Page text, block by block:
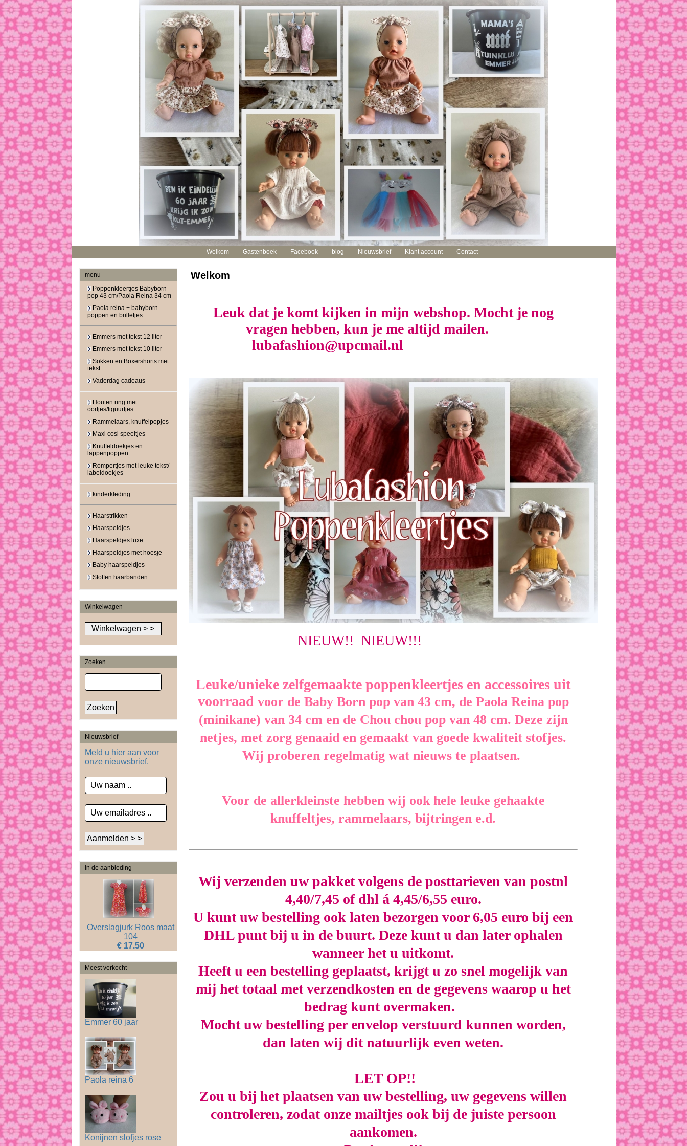
Welkom Gastenboek Facebook blog Nieuwsbrief Klant account Contact
menu
Poppenkleertjes Babyborn
pop 43 cm/Paola Reina 34 cm
Paola reina + babyborn
poppen en brilletjes
Emmers met tekst 12 liter
Emmers met tekst 10 liter
Sokken en Boxershorts met
tekst
Vaderdag cadeaus
Houten ring met
oortjes/figuurtjes
Rammelaars, knuffelpopjes
Maxi cosi speeltjes
Knuffeldoekjes en
lappenpoppen
Rompertjes met leuke tekst/
labeldoekjes
kinderkleding
Haarstrikken
Haarspeldjes
Haarspeldjes luxe
Haarspeldjes met hoesje
Baby haarspeldjes
Stoffen haarbanden
Winkelwagen
Zoeken
Nieuwsbrief
Meld u hier aan voor
onze nieuwsbrief.
In de aanbieding
Overslagjurk Roos maat
104
€ 17.50
Meest verkocht
Emmer 60 jaar
Paola reina 6
Konijnen slofjes rose
Welkom
Leuk dat je komt kijken in mijn webshop. Mocht je nog
vragen hebben, kun je me altijd mailen.
lubafashion@upcmail.nl
NIEUW!! NIEUW!!!
Leuke/unieke zelfgemaakte poppenkleertjes en accessoires uit
voorraad voor de Baby Born pop van 43 cm, de Paola Reina pop
(minikane) van 34 cm en de Chou chou pop van 48 cm. Deze zijn
netjes, met zorg genaaid en gemaakt van goede kwaliteit stofjes.
Wij proberen regelmatig wat nieuws te plaatsen.
Voor de allerkleinste hebben wij ook hele leuke gehaakte
knuffeltjes, rammelaars, bijtringen e.d.
Wij verzenden uw pakket volgens de posttarieven van postnl
4,40/7,45 of dhl á 4,45/6,55 euro.
U kunt uw bestelling ook laten bezorgen voor 6,05 euro bij een
DHL punt bij u in de buurt. Deze kunt u dan later ophalen
wanneer het u uitkomt.
Heeft u een bestelling geplaatst, krijgt u zo snel mogelijk van
mij het totaal met verzendkosten en de gegevens waarop u het
bedrag kunt overmaken.
Mocht uw bestelling per envelop verstuurd kunnen worden,
dan laten wij dit natuurlijk even weten.
LET OP!!
Zou u bij het plaatsen van uw bestelling, uw gegevens willen
controleren, zodat onze mailtjes ook bij de juiste persoon
aankomen.